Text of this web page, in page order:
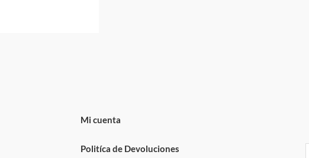
Mi cuenta
Politíca de Devoluciones